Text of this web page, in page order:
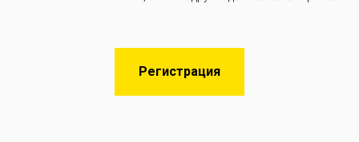
Регистрация